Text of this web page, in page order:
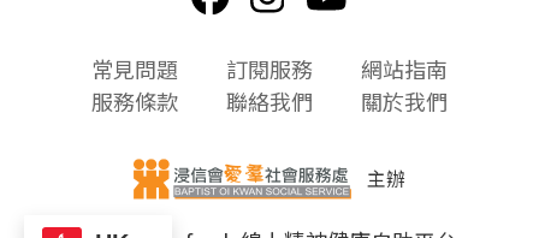
常見問題 訂閱服務
網站指南
服務條款
聯絡我們 關於我們
主辦